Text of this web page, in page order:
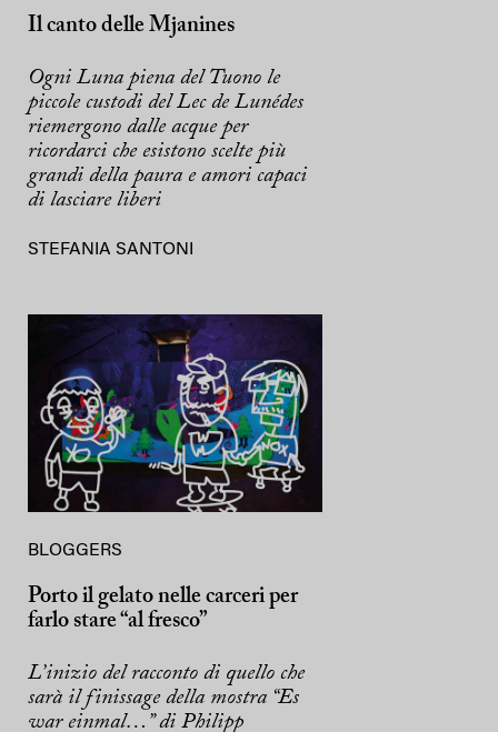
Il canto delle Mjanines
Ogni Luna piena del Tuono le
piccole custodi del Lec de Lunédes
riemergono dalle acque per
ricordarci che esistono scelte più
grandi della paura e amori capaci
di lasciare liberi
STEFANIA SANTONI
BLOGGERS
Porto il gelato nelle carceri per
farlo stare “al fresco”
L’inizio del racconto di quello che
sarà il finissage della mostra “Es
war einmal…” di Philipp